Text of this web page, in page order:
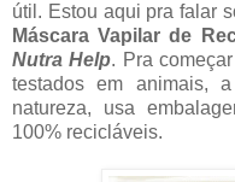
útil. Estou aqui pra falar
Máscara Vapilar de
Nutra Help. Pra
testados em animais,
natureza, usa
100% recicláveis.